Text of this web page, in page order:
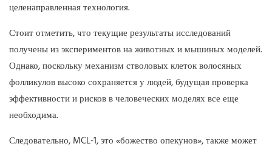
целенаправленная технология.
Стоит отметить, что текущие результаты исследований
получены из экспериментов на животных и мышиных моделей.
Однако, поскольку механизм стволовых клеток волосяных
фолликулов высоко сохраняется у людей, будущая проверка
эффективности и рисков в человеческих моделях все еще
необходима.
Следовательно, MCL-1, это «божество опекунов», также может